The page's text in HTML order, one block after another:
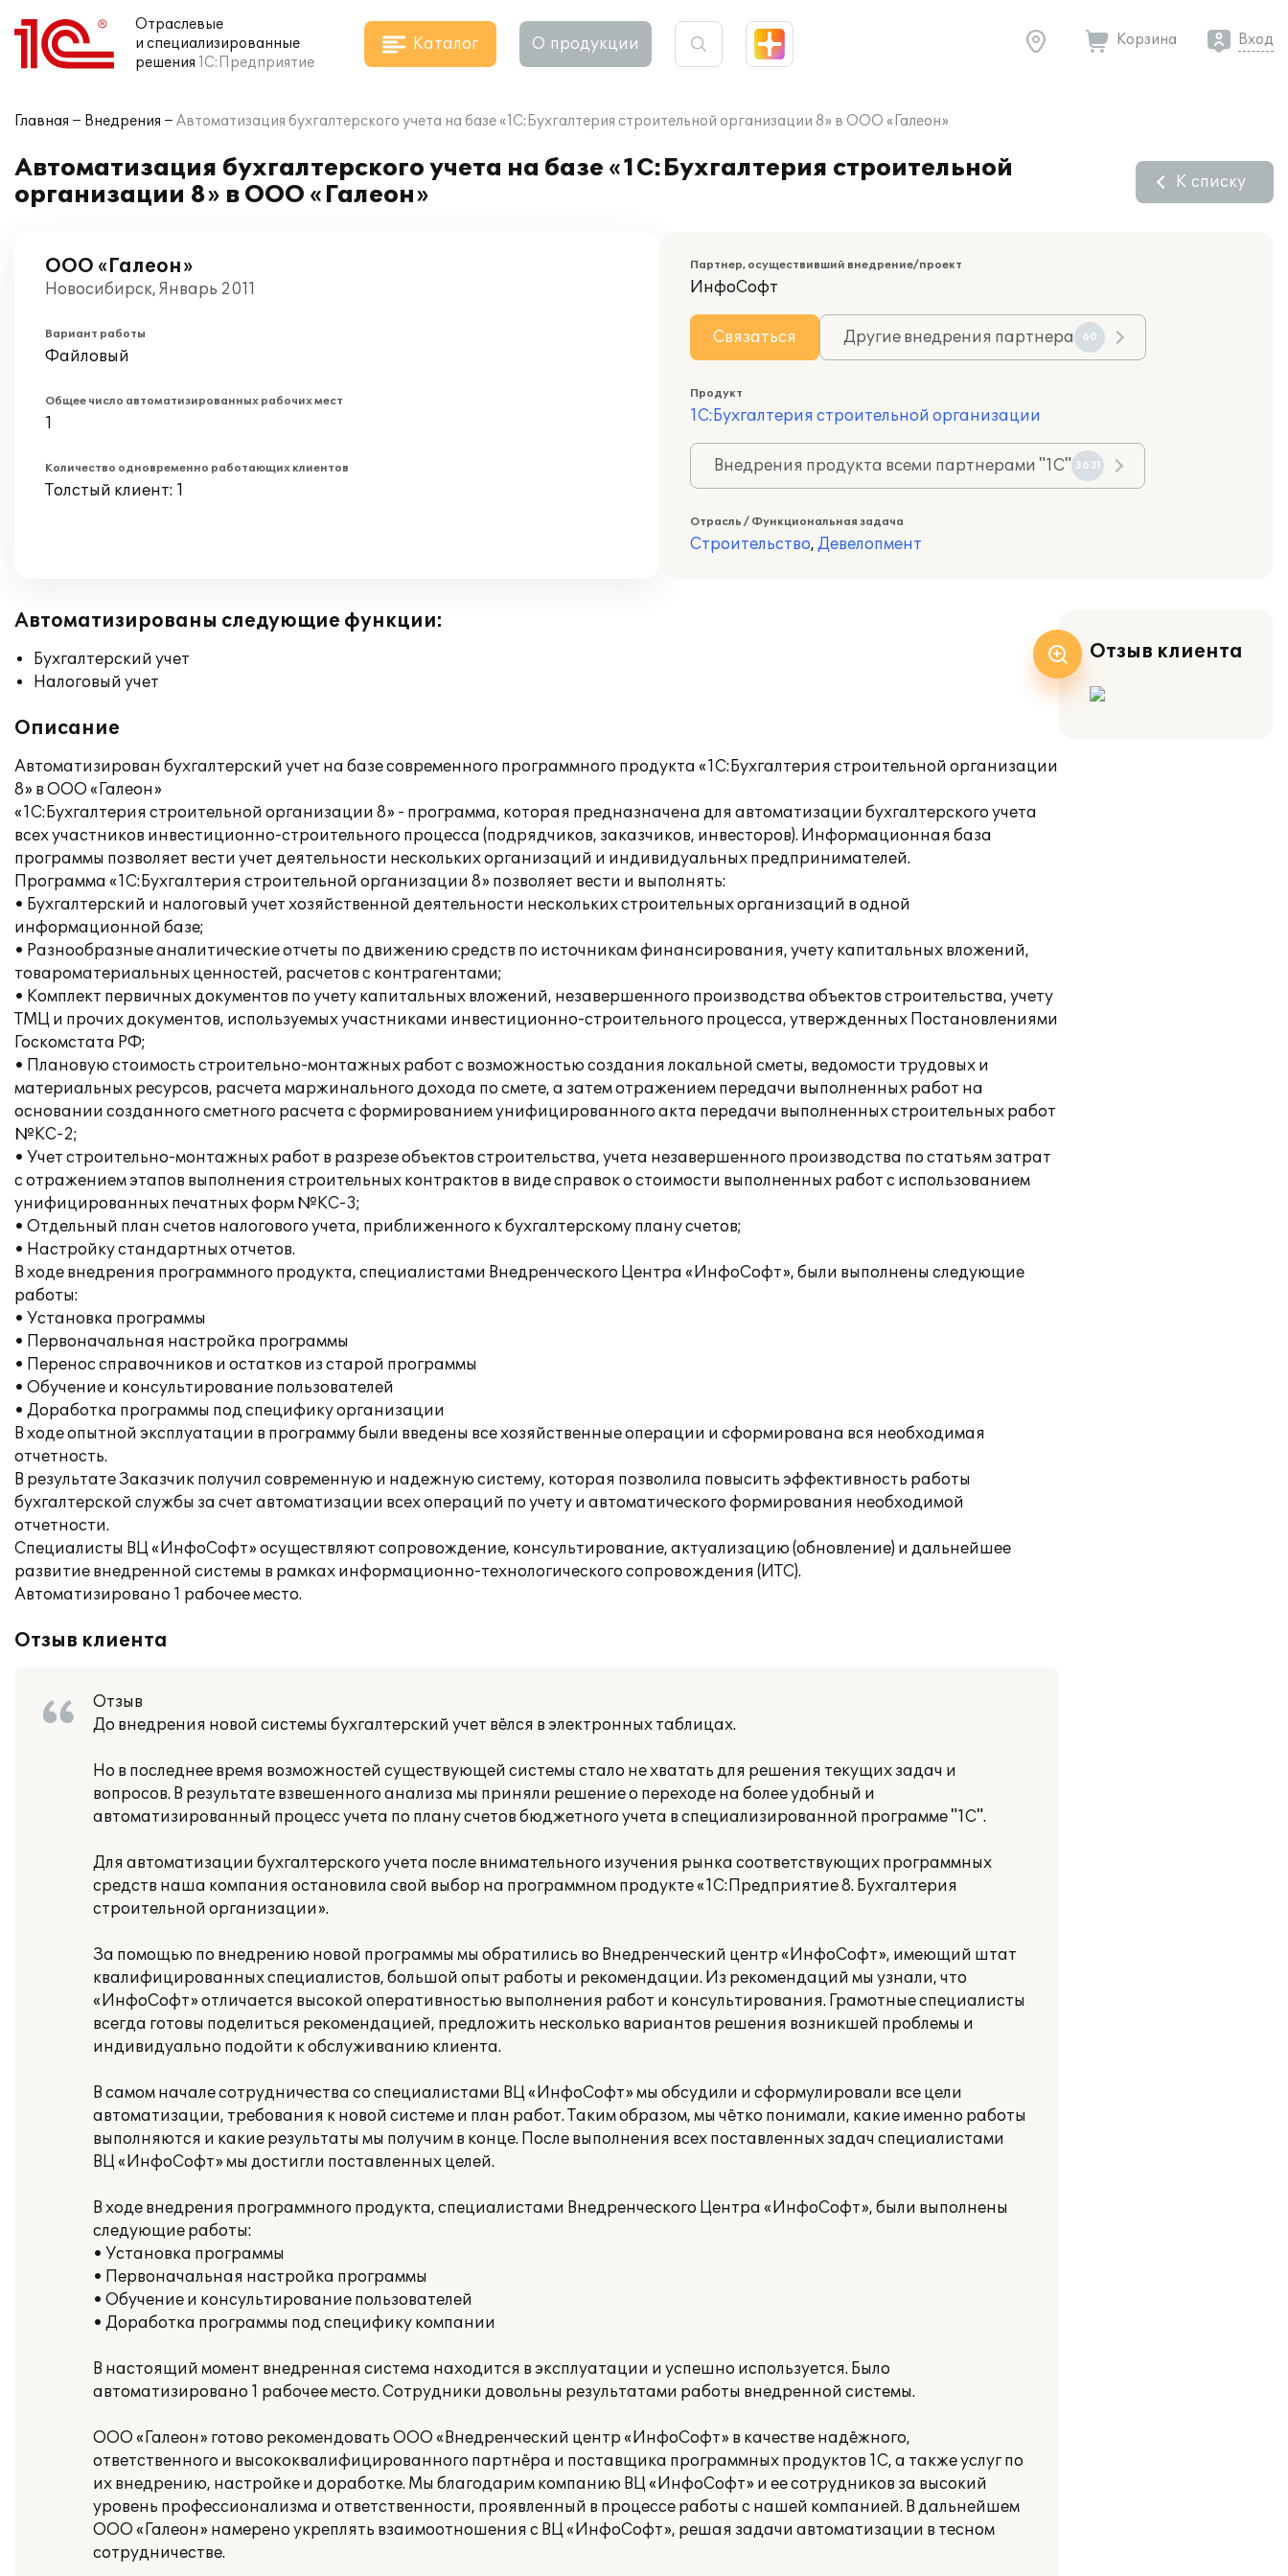
Отраслевые
и специализированные
решения 1С:Предприятие
Каталог О продукции Корзина Вход
Главная Внедрения Автоматизация бухгалтерского учета на базе «1С:Бухгалтерия строительной организации 8» в ООО «Галеон»
Автоматизация бухгалтерского учета на базе «1С:Бухгалтерия строительной
организации 8» в ООО «Галеон»
К списку
ООО «Галеон»
Новосибирск, Январь 2011
Вариант работы
Файловый
Общее число автоматизированных рабочих мест
1
Количество одновременно работающих клиентов
Толстый клиент: 1
Партнер, осуществивший внедрение/проект
ИнфоСофт
Связаться Другие внедрения партнера 60
Продукт
1С:Бухгалтерия строительной организации
Внедрения продукта всеми партнерами "1С" 3631
Отрасль / Функциональная задача
Строительство, Девелопмент
Автоматизированы следующие функции:
Бухгалтерский учет
Налоговый учет
Описание
Автоматизирован бухгалтерский учет на базе современного программного продукта «1С:Бухгалтерия строительной организации
8» в ООО «Галеон»
«1С:Бухгалтерия строительной организации 8» - программа, которая предназначена для автоматизации бухгалтерского учета
всех участников инвестиционно-строительного процесса (подрядчиков, заказчиков, инвесторов). Информационная база
программы позволяет вести учет деятельности нескольких организаций и индивидуальных предпринимателей.
Программа «1С:Бухгалтерия строительной организации 8» позволяет вести и выполнять:
• Бухгалтерский и налоговый учет хозяйственной деятельности нескольких строительных организаций в одной
информационной базе;
• Разнообразные аналитические отчеты по движению средств по источникам финансирования, учету капитальных вложений,
товароматериальных ценностей, расчетов с контрагентами;
• Комплект первичных документов по учету капитальных вложений, незавершенного производства объектов строительства, учету
ТМЦ и прочих документов, используемых участниками инвестиционно-строительного процесса, утвержденных Постановлениями
Госкомстата РФ;
• Плановую стоимость строительно-монтажных работ с возможностью создания локальной сметы, ведомости трудовых и
материальных ресурсов, расчета маржинального дохода по смете, а затем отражением передачи выполненных работ на
основании созданного сметного расчета с формированием унифицированного акта передачи выполненных строительных работ
№КС-2;
• Учет строительно-монтажных работ в разрезе объектов строительства, учета незавершенного производства по статьям затрат
с отражением этапов выполнения строительных контрактов в виде справок о стоимости выполненных работ с использованием
унифицированных печатных форм №КС-3;
• Отдельный план счетов налогового учета, приближенного к бухгалтерскому плану счетов;
• Настройку стандартных отчетов.
В ходе внедрения программного продукта, специалистами Внедренческого Центра «ИнфоСофт», были выполнены следующие
работы:
• Установка программы
• Первоначальная настройка программы
• Перенос справочников и остатков из старой программы
• Обучение и консультирование пользователей
• Доработка программы под специфику организации
В ходе опытной эксплуатации в программу были введены все хозяйственные операции и сформирована вся необходимая
отчетность.
В результате Заказчик получил современную и надежную систему, которая позволила повысить эффективность работы
бухгалтерской службы за счет автоматизации всех операций по учету и автоматического формирования необходимой
отчетности.
Специалисты ВЦ «ИнфоСофт» осуществляют сопровождение, консультирование, актуализацию (обновление) и дальнейшее
развитие внедренной системы в рамках информационно-технологического сопровождения (ИТС).
Автоматизировано 1 рабочее место.
Отзыв клиента
Отзыв
До внедрения новой системы бухгалтерский учет вёлся в электронных таблицах.
Но в последнее время возможностей существующей системы стало не хватать для решения текущих задач и
вопросов. В результате взвешенного анализа мы приняли решение о переходе на более удобный и
автоматизированный процесс учета по плану счетов бюджетного учета в специализированной программе "1С".
Для автоматизации бухгалтерского учета после внимательного изучения рынка соответствующих программных
средств наша компания остановила свой выбор на программном продукте «1С:Предприятие 8. Бухгалтерия
строительной организации».
За помощью по внедрению новой программы мы обратились во Внедренческий центр «ИнфоСофт», имеющий штат
квалифицированных специалистов, большой опыт работы и рекомендации. Из рекомендаций мы узнали, что
«ИнфоСофт» отличается высокой оперативностью выполнения работ и консультирования. Грамотные специалисты
всегда готовы поделиться рекомендацией, предложить несколько вариантов решения возникшей проблемы и
индивидуально подойти к обслуживанию клиента.
В самом начале сотрудничества со специалистами ВЦ «ИнфоСофт» мы обсудили и сформулировали все цели
автоматизации, требования к новой системе и план работ. Таким образом, мы чётко понимали, какие именно работы
выполняются и какие результаты мы получим в конце. После выполнения всех поставленных задач специалистами
ВЦ «ИнфоСофт» мы достигли поставленных целей.
В ходе внедрения программного продукта, специалистами Внедренческого Центра «ИнфоСофт», были выполнены
следующие работы:
• Установка программы
• Первоначальная настройка программы
• Обучение и консультирование пользователей
• Доработка программы под специфику компании
В настоящий момент внедренная система находится в эксплуатации и успешно используется. Было
автоматизировано 1 рабочее место. Сотрудники довольны результатами работы внедренной системы.
ООО «Галеон» готово рекомендовать ООО «Внедренческий центр «ИнфоСофт» в качестве надёжного,
ответственного и высококвалифицированного партнёра и поставщика программных продуктов 1С, а также услуг по
их внедрению, настройке и доработке. Мы благодарим компанию ВЦ «ИнфоСофт» и ее сотрудников за высокий
уровень профессионализма и ответственности, проявленный в процессе работы с нашей компанией. В дальнейшем
ООО «Галеон» намерено укреплять взаимоотношения с ВЦ «ИнфоСофт», решая задачи автоматизации в тесном
сотрудничестве.
Отзыв клиента